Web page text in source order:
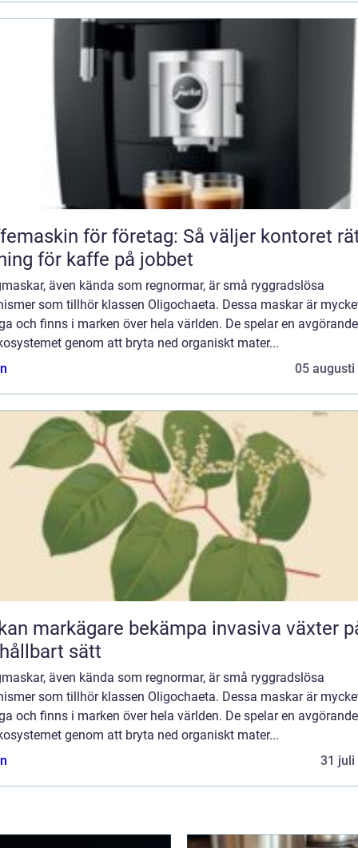
för företag: Så väljer kontoret
för kaffe på jobbet
även kända som regnormar, är små ryggradslösa
som tillhör klassen Oligochaeta. Dessa maskar är
och finns i marken över hela världen. De spelar en
genom att bryta ned organiskt mater...
05 augusti
markägare bekämpa invasiva växter
sätt
även kända som regnormar, är små ryggradslösa
som tillhör klassen Oligochaeta. Dessa maskar är
och finns i marken över hela världen. De spelar en
genom att bryta ned organiskt mater...
31 juli